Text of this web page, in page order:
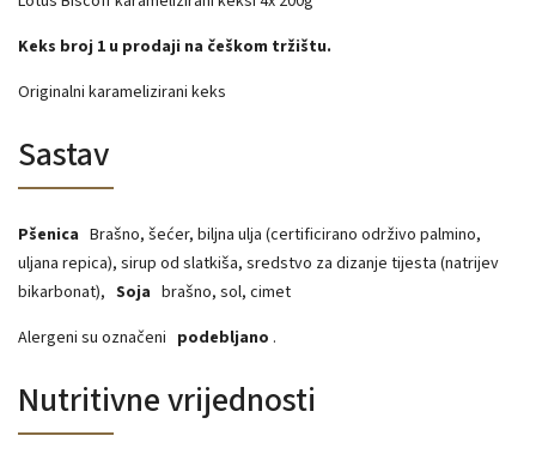
Keks broj 1 u prodaji na češkom tržištu.
Originalni karamelizirani keks
Sastav
Pšenica Brašno, šećer, biljna ulja (certificirano održivo palmino,
uljana repica), sirup od slatkiša, sredstvo za dizanje tijesta (natrijev
bikarbonat), Soja brašno, sol, cimet
Alergeni su označeni podebljano .
Nutritivne vrijednosti